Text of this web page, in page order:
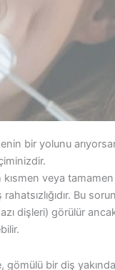
bir yolunu
kısmen veya
rahatsızlığıdır. Bu
dişleri) görülür
gömülü bir diş